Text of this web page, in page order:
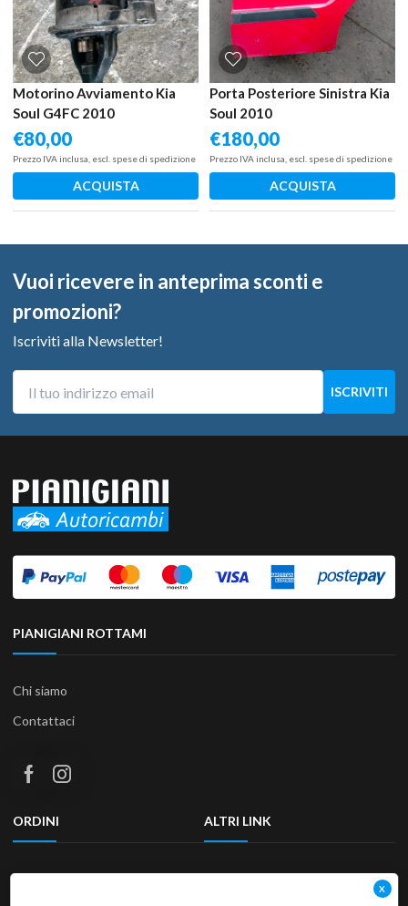
Motorino Avviamento Kia
Soul G4FC 2010
€80,00
Prezzo IVA inclusa, escl. spese di spedizione
ACQUISTA
Porta Posteriore Sinistra Kia
Soul 2010
€180,00
Prezzo IVA inclusa, escl. spese di spedizione
ACQUISTA
Vuoi ricevere in anteprima sconti e
promozioni?
Iscriviti alla Newsletter!
PIANIGIANI ROTTAMI
Chi siamo
Contattaci
ORDINI
Termini e condizioni
ALTRI LINK
Privacy Policy